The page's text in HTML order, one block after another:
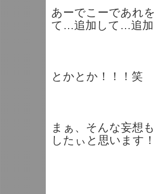
あーでこーであれ
て…追加して…追
とかとか！！！笑
まぁ、そんな妄想
したぃと思います